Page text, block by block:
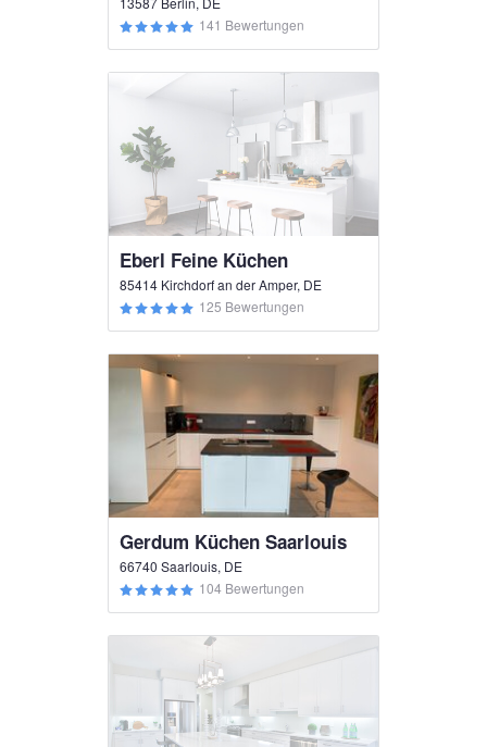
141 Bewertungen
Eberl Feine Küchen
85414 Kirchdorf an der Amper, DE
125 Bewertungen
Gerdum Küchen Saarlouis
66740 Saarlouis, DE
104 Bewertungen